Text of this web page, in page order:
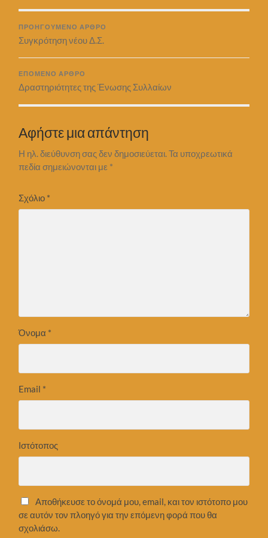
ΠΡΟΗΓΟΎΜΕΝΟ ΆΡΘΡΟ
Συγκρότηση νέου Δ.Σ.
ΕΠΌΜΕΝΟ ΆΡΘΡΟ
Δραστηριότητες της Ένωσης Συλλαίων
Αφήστε μια απάντηση
Η ηλ. διεύθυνση σας δεν δημοσιεύεται. Τα υποχρεωτικά
πεδία σημειώνονται με *
Σχόλιο *
Όνομα *
Email *
Ιστότοπος
Αποθήκευσε το όνομά μου, email, και τον ιστότοπο μου
σε αυτόν τον πλοηγό για την επόμενη φορά που θα
σχολιάσω.